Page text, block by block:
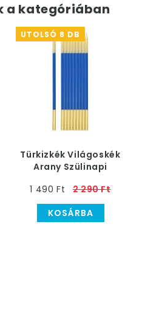
a kategóriában
UTOLSÓ 8 DB
Türkizkék Világoskék
Arany Szülinapi
1 490 Ft
2 290 Ft
KOSÁRBA